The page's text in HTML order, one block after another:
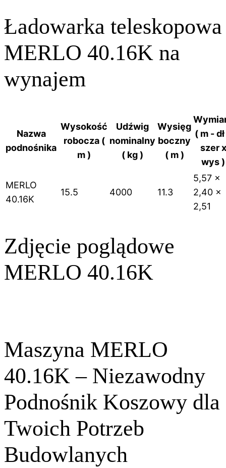
Ładowarka teleskopowa
MERLO 40.16K na
wynajem
Nazwa
podnośnika
Wysokość
robocza (
m )
Udźwig
nominalny
( kg )
Wysięg
boczny
( m )
( m -
szer x
wys )
MERLO
40.16K
15.5 4000 11.3
5,57 x
2,40 x
2,51
Zdjęcie poglądowe
MERLO 40.16K
Maszyna MERLO
40.16K – Niezawodny
Podnośnik Koszowy dla
Twoich Potrzeb
Budowlanych